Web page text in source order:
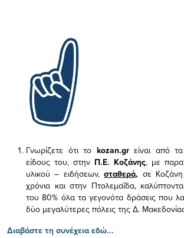
Γνωρίζετε ότι το kozan.gr είναι από
είδους του, στην Π.Ε. Κοζάνης, με
υλικού – ειδήσεων,σταθερά, σε
χρόνια και στην Πτολεμαΐδα,
του 80% όλα τα γεγονότα δράσεις που
δύο μεγαλύτερες πόλεις της Δ.
Διαβάστε τη συνέχεια εδώ...